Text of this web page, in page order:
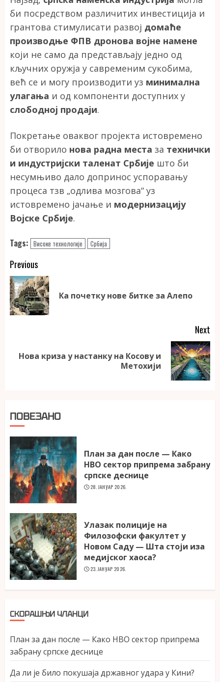
би посредством различитих инвестиција и
грантова стимулисати развој домаће
производње ФПВ дронова војне намене
који не само да представљају једно од
кључних оружја у савременим сукобима,
већ се и могу производити уз минимална
улагања и од компоненти доступних у
слободној продаји.
Покретање оваквог пројекта истовремено
би отворило нова радна места за технички
и индустријски таленат Србије што би
несумњиво дало допринос успоравању
процеса тзв „одлива мозгова“ уз
истовремено јачање и модернизацију
Војске Србије.
Tags: Високе технологије Србија
Continue
Reading
Previous
Ка почетку нове битке за Алепо
Next
Next
Нова криза у настанку на Косову и
Метохији
ПОВЕЗАНО
План за дан после — Како
НВО сектор припрема забрану
српске деснице
28. ЈАНУАР 2026.
Улазак полиције на
Филозофски факултет у
Новом Саду — Шта стоји иза
медијског хаоса?
23. ЈАНУАР 2026.
СКОРАШЊИ ЧЛАНЦИ
План за дан после — Како НВО сектор припрема
забрану српске деснице
Да ли је било покушаја државног удара у Кини?